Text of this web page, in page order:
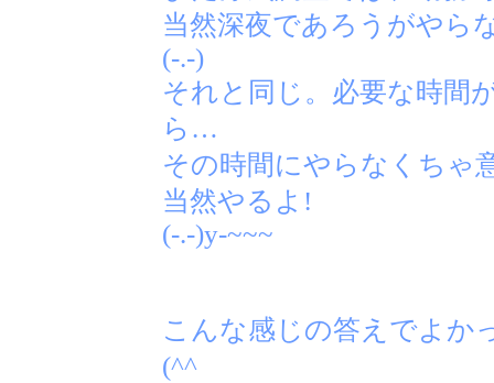
当然深夜であろうがやら
(-.-)
それと同じ。必要な時間
ら…
その時間にやらなくちゃ
当然やるよ!
(-.-)y-~~~
こんな感じの答えでよか
(^^ゞ